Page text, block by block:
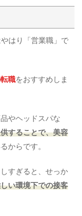
はり「営業職」で
職をおすすめしま
やヘッドスパな
することで、美容
からです。
すぎると、せっか
い環境下での接客